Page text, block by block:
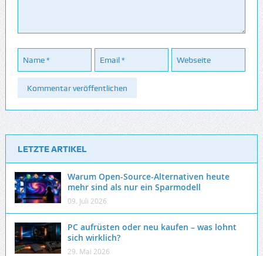
LETZTE ARTIKEL
Warum Open-Source-Alternativen heute
mehr sind als nur ein Sparmodell
09. Juli 2026
PC aufrüsten oder neu kaufen – was lohnt
sich wirklich?
29. Mai 2026